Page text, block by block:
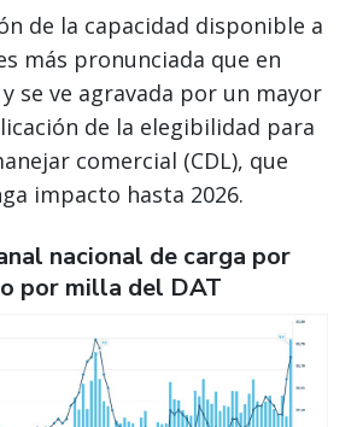
de la capacidad disponible a
más pronunciada que en
se ve agravada por un mayor
de la elegibilidad para
comercial (CDL), que
impacto hasta 2026.
nacional de carga por
por milla del DAT